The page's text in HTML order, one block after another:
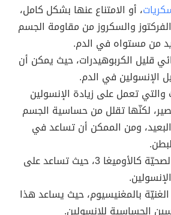
، أو الامتناع عنها بشكل كامل،
والسكروز من مقاومة الجسم
من مستواه في الدم.
قليل الكربوهيدرات، حيث يمكن أن
الإنسولين في الدم.
والتي تعمل على زيادة الإنسولين
لكنّها تقلل من حساسية الجسم
ومن الممكن أن تساعد في
تناول الدهون الصحيّة كالأوميغا 3، حيث تساعد على
بالمغنيسيوم، حيث يساعد هذا
الحساسية للإنسولين.